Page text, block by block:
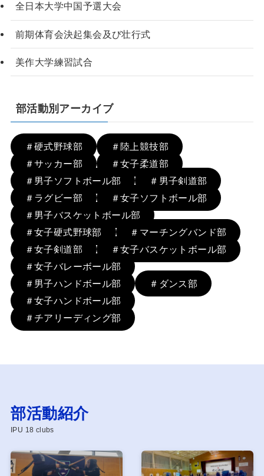
全日本大学中国予選大会
前期体育会決起集会及び壮行式
美作大学練習試合
部活動別アーカイブ
＃硬式野球部
＃陸上競技部
＃サッカー部
＃女子柔道部
＃男子ソフトボール部
＃男子剣道部
＃ラグビー部
＃女子ソフトボール部
＃男子バスケットボール部
＃女子硬式野球部
＃マーチングバンド部
＃女子剣道部
＃女子バスケットボール部
＃女子バレーボール部
＃男子ハンドボール部
＃ダンス部
＃女子ハンドボール部
＃チアリーディング部
部活動紹介
IPU 18 clubs